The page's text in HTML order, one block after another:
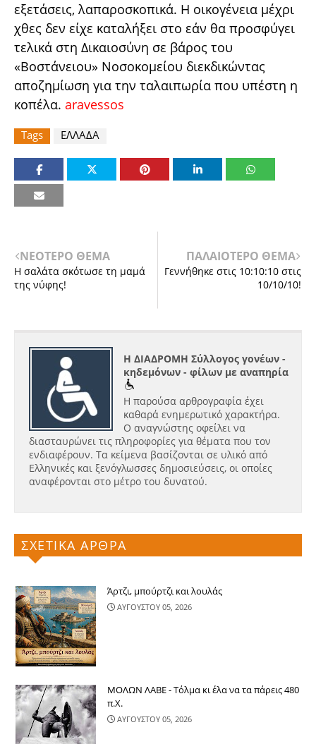
εξετάσεις, λαπαροσκοπικά. Η οικογένεια μέχρι
χθες δεν είχε καταλήξει στο εάν θα προσφύγει
τελικά στη Δικαιοσύνη σε βάρος του
«Βοστάνειου» Νοσοκομείου διεκδικώντας
αποζημίωση για την ταλαιπωρία που υπέστη η
κοπέλα. aravessos
Tags ΕΛΛΑΔΑ
ΝΕΟΤΕΡΟ ΘΕΜΑ
Η σαλάτα σκότωσε τη μαμά
της νύφης!
ΠΑΛΑΙΟΤΕΡΟ ΘΕΜΑ
Γεννήθηκε στις 10:10:10 στις
10/10/10!
Η ΔΙΑΔΡΟΜΗ Σύλλογος γονέων -
κηδεμόνων - φίλων με αναπηρία
Η παρούσα αρθρογραφία έχει
καθαρά ενημερωτικό χαρακτήρα.
Ο αναγνώστης οφείλει να
διασταυρώνει τις πληροφορίες για θέματα που τον
ενδιαφέρουν. Τα κείμενα βασίζονται σε υλικό από
Ελληνικές και ξενόγλωσσες δημοσιεύσεις, οι οποίες
αναφέρονται στο μέτρο του δυνατού.
ΣΧΕΤΙΚΑ ΑΡΘΡΑ
Άρτζι, μπούρτζι και λουλάς
ΑΥΓΟΥΣΤΟΥ 05, 2026
ΜΟΛΩΝ ΛΑΒΕ - Τόλμα κι έλα να τα πάρεις 480
π.Χ.
ΑΥΓΟΥΣΤΟΥ 05, 2026